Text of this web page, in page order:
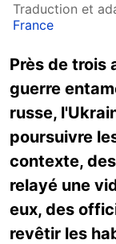
Traduction et
France
Près de trois
guerre
russe,
poursuivre
contexte,
relayé une
eux, des
revêtir les